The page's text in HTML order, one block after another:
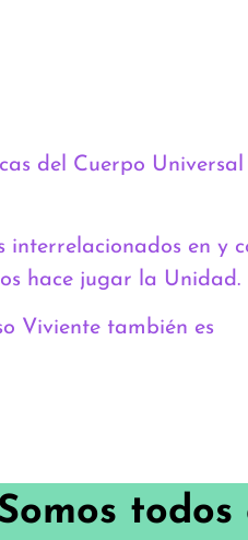
del Cuerpo
interrelacionados en y
hace jugar la Unidad.
Viviente también es
todos